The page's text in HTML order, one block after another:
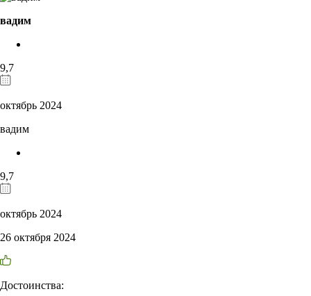
вадим
9,7
октябрь 2024
вадим
9,7
октябрь 2024
26 октября 2024
Достоинства: